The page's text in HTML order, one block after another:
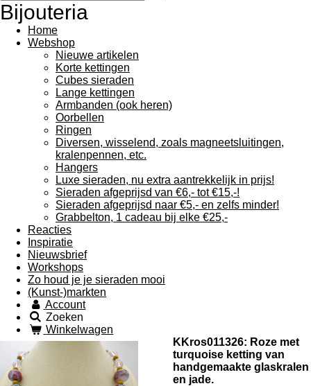
Bijouteria
Home
Webshop
Nieuwe artikelen
Korte kettingen
Cubes sieraden
Lange kettingen
Armbanden (ook heren)
Oorbellen
Ringen
Diversen, wisselend, zoals magneetsluitingen,
kralenpennen, etc.
Hangers
Luxe sieraden, nu extra aantrekkelijk in prijs!
Sieraden afgeprijsd van €6,- tot €15,-!
Sieraden afgeprijsd naar €5,- en zelfs minder!
Grabbelton, 1 cadeau bij elke €25,-
Reacties
Inspiratie
Nieuwsbrief
Workshops
Zo houd je je sieraden mooi
(Kunst-)markten
Account
Zoeken
Winkelwagen
KKros011326: Roze met
turquoise ketting van
handgemaakte glaskralen
en jade.